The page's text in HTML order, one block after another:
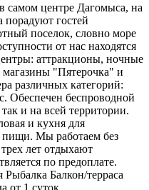
самом центре Дагомыса, на
гостей
поселок, словно море
от нас находятся
аттракционы, ночные
"Пятерочка" и
различных категорий:
Обеспечен беспроводной
и на всей территории.
и кухня для
пищи. Мы работаем без
лет отдыхают
по предоплате.
Рыбалка Балкон/терраса
от 1 суток